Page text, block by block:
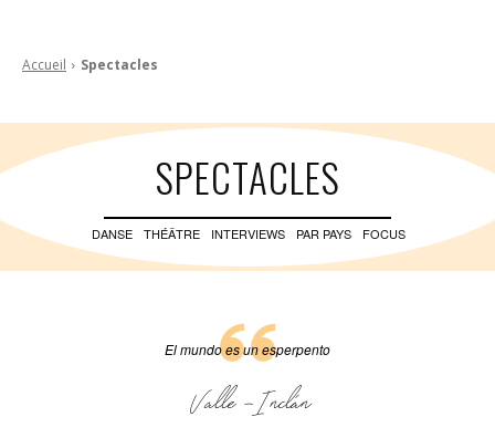
Accueil Spectacles
SPECTACLES
DANSE THÉÂTRE INTERVIEWS PAR PAYS FOCUS
El mundo es un esperpento
Valle -Inclán